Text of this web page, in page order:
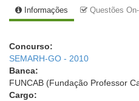
Informações Questões
Concurso:
SEMARH-GO - 2010
Banca:
FUNCAB (Fundação Professor
Cargo: